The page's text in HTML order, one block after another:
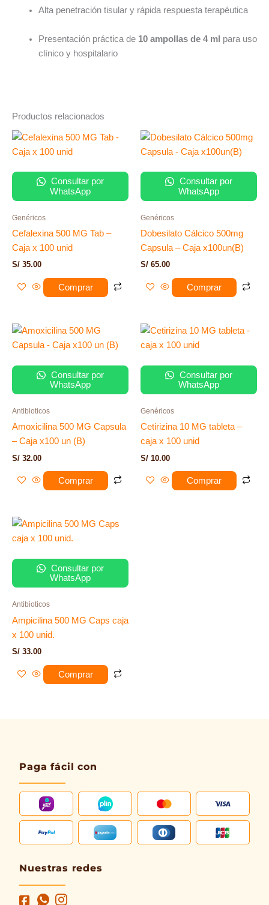
Alta penetración tisular y rápida respuesta terapéutica
Presentación práctica de 10 ampollas de 4 ml para uso
clínico y hospitalario
Productos relacionados
Consultar por
WhatsApp
Genéricos
Cefalexina 500 MG Tab –
Caja x 100 unid
S/ 35.00
Comprar
Consultar por
WhatsApp
Genéricos
Dobesilato Cálcico 500mg
Capsula – Caja x100un(B)
S/ 65.00
Comprar
Consultar por
WhatsApp
Antibioticos
Amoxicilina 500 MG Capsula
– Caja x100 un (B)
S/ 32.00
Comprar
Consultar por
WhatsApp
Genéricos
Cetirizina 10 MG tableta –
caja x 100 unid
S/ 10.00
Comprar
Consultar por
WhatsApp
Antibioticos
Ampicilina 500 MG Caps caja
x 100 unid.
S/ 33.00
Comprar
Paga fácil con
Nuestras redes